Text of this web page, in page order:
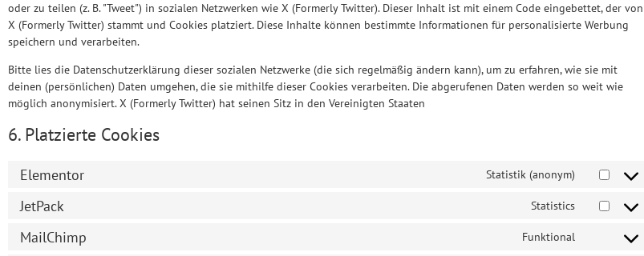
oder zu teilen (z. B. "Tweet") in sozialen Netzwerken wie X (Formerly Twitter). Dieser Inhalt ist mit einem Code eingebettet, der von
X (Formerly Twitter) stammt und Cookies platziert. Diese Inhalte können bestimmte Informationen für personalisierte Werbung
speichern und verarbeiten.
Bitte lies die Datenschutzerklärung dieser sozialen Netzwerke (die sich regelmäßig ändern kann), um zu erfahren, wie sie mit
deinen (persönlichen) Daten umgehen, die sie mithilfe dieser Cookies verarbeiten. Die abgerufenen Daten werden so weit wie
möglich anonymisiert. X (Formerly Twitter) hat seinen Sitz in den Vereinigten Staaten
6. Platzierte Cookies
Elementor Statistik (anonym)
JetPack Statistics
MailChimp Funktional